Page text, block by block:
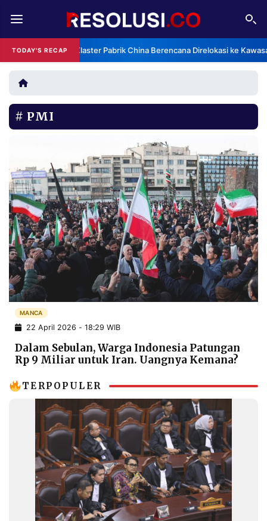
TODAY'S RECAP Klaster Pabrik China Berencana Direlokasi ke
REDAKSI TENTANG
RESOLUSI IKLAN
RUBRIKASI
PERSONA
DAERAH NASIONAL
MANCA SPORT
INFORMASI
PRIVACY
POLICY
BERITA
WARGA
INFORMASI
IKLAN
KIRIM
PENGADUAN TERM
SERVICE
IKUTI
PMI
MANCA
22 April 2026 - 18:29 WIB
Dalam Sebulan, Warga Indonesia Patungan
Rp 9 Miliar untuk Iran. Uangnya Kemana?
TERPOPULER